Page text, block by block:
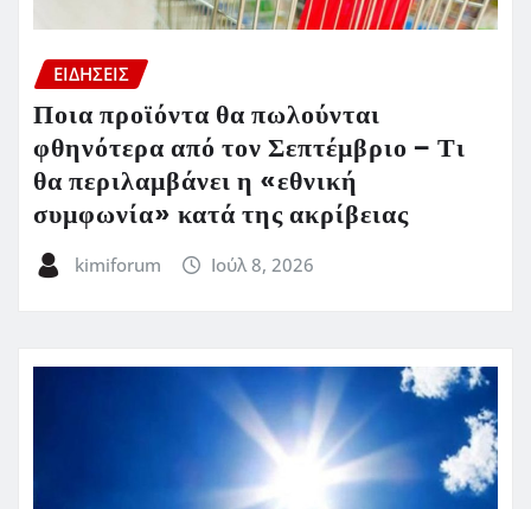
ΕΙΔΗΣΕΙΣ
Ποια προϊόντα θα πωλούνται
φθηνότερα από τον Σεπτέμβριο – Τι
θα περιλαμβάνει η «εθνική
συμφωνία» κατά της ακρίβειας
kimiforum Ιούλ 8, 2026